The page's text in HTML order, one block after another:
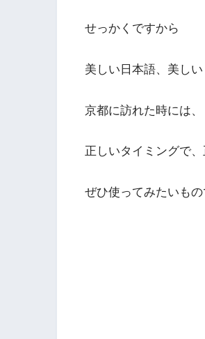
せっかくですから
美しい日本語、美し
京都に訪れた時には、
正しいタイミングで
ぜひ使ってみたいもの